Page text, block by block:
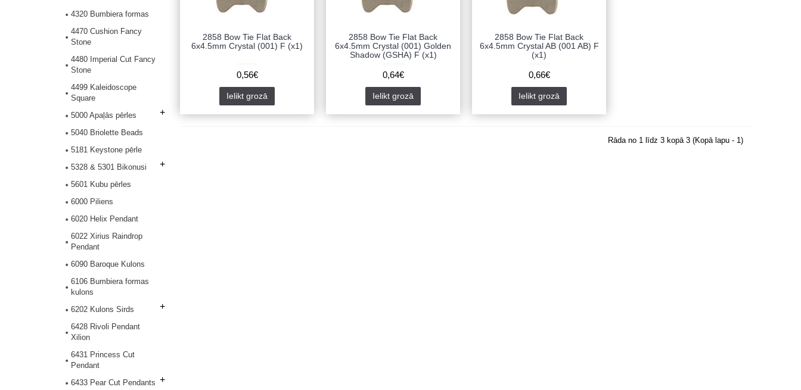
4320 Bumbiera formas
4470 Cushion Fancy
Stone
4480 Imperial Cut Fancy
Stone
4499 Kaleidoscope
Square
5000 Apaļās pērles
+
5040 Briolette Beads
5181 Keystone pērle
5328 & 5301 Bikonusi
+
5601 Kubu pērles
6000 Piliens
6020 Helix Pendant
6022 Xirius Raindrop
Pendant
6090 Baroque Kulons
6106 Bumbiera formas
kulons
6202 Kulons Sirds
+
6428 Rivoli Pendant
Xilion
6431 Princess Cut
Pendant
6433 Pear Cut Pendants +
2858 Bow Tie Flat Back
6x4.5mm Crystal (001) F (x1)
0,56€
Ielikt grozā
2858 Bow Tie Flat Back
6x4.5mm Crystal (001) Golden
Shadow (GSHA) F (x1)
0,64€
Ielikt grozā
2858 Bow Tie Flat Back
6x4.5mm Crystal AB (001 AB) F
(x1)
0,66€
Ielikt grozā
Rāda no 1 līdz 3 kopā 3 (Kopā lapu - 1)